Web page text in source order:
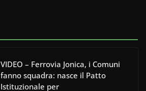
VIDEO – Ferrovia Jonica, i Comuni
fanno squadra: nasce il Patto
Istituzionale per